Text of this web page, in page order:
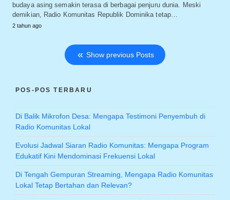
budaya asing semakin terasa di berbagai penjuru dunia. Meski
demikian, Radio Komunitas Republik Dominika tetap…
2 tahun ago
Show previous Posts
POS-POS TERBARU
Di Balik Mikrofon Desa: Mengapa Testimoni Penyembuh di
Radio Komunitas Lokal
Evolusi Jadwal Siaran Radio Komunitas: Mengapa Program
Edukatif Kini Mendominasi Frekuensi Lokal
Di Tengah Gempuran Streaming, Mengapa Radio Komunitas
Lokal Tetap Bertahan dan Relevan?